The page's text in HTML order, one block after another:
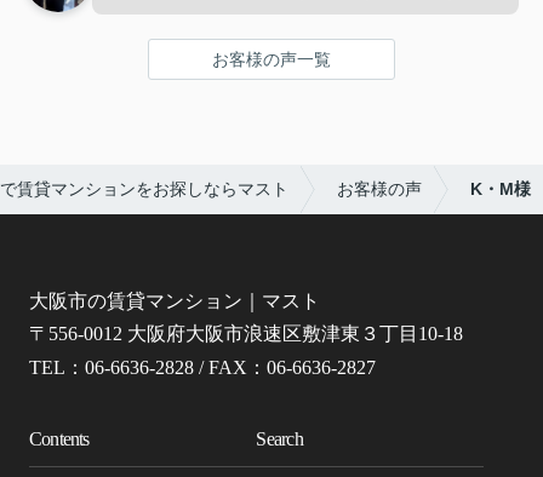
お客様の声一覧
賃貸マンションをお探しならマスト お客様の声 K・M様
大阪市の賃貸マンション｜マスト
〒556-0012 大阪府大阪市浪速区敷津東３丁目10-18
TEL：06-6636-2828 / FAX：06-6636-2827
Contents Search